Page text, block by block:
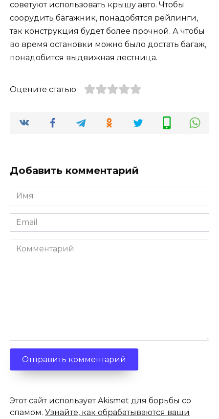
советуют использовать крышу авто. Чтобы
соорудить багажник, понадобятся рейлинги,
так конструкция будет более прочной. А чтобы
во время остановки можно было достать багаж,
понадобится выдвижная лестница.
Оцените статью
Добавить комментарий
Имя
*
Email
*
Комментарий
Этот сайт использует Akismet для борьбы со
спамом. Узнайте, как обрабатываются ваши